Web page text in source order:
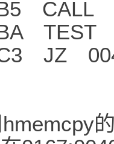
CALL
TEST
JZ